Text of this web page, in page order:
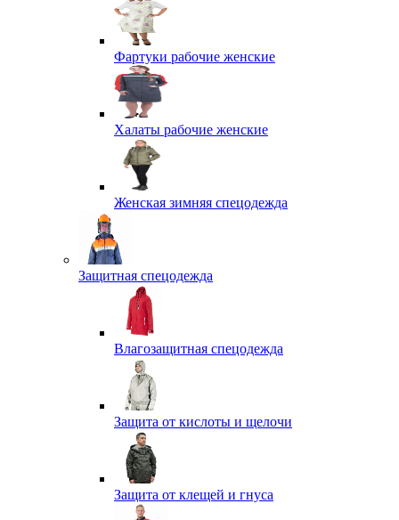
Фартуки рабочие женские
Халаты рабочие женские
Женская зимняя спецодежда
Защитная спецодежда
Влагозащитная спецодежда
Защита от кислоты и щелочи
Защита от клещей и гнуса